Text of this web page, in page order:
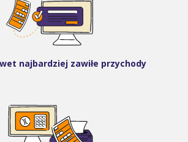
najbardziej zawiłe przychody